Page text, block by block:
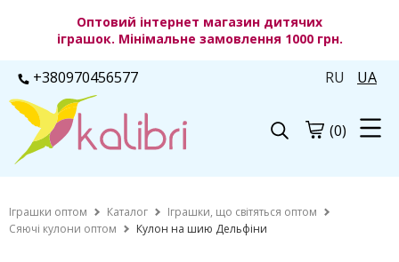
Оптовий інтернет магазин дитячих
іграшок. Мінімальне замовлення 1000 грн.
+380970456577 RU UA
(0)
Іграшки оптом Каталог
Іграшки, що світяться оптом
Сяючі кулони оптом
Кулон на шию Дельфіни